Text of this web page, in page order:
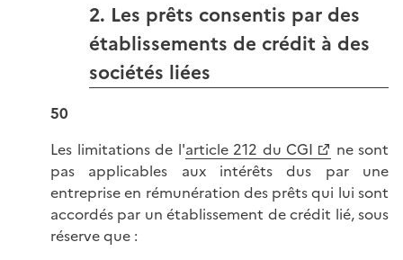
2. Les prêts consentis par des
établissements de crédit à des
sociétés liées
50
Les limitations de l'article 212 du CGI
ne sont
pas applicables aux intérêts dus par une
entreprise en rémunération des prêts qui lui sont
accordés par un établissement de crédit lié, sous
réserve que :